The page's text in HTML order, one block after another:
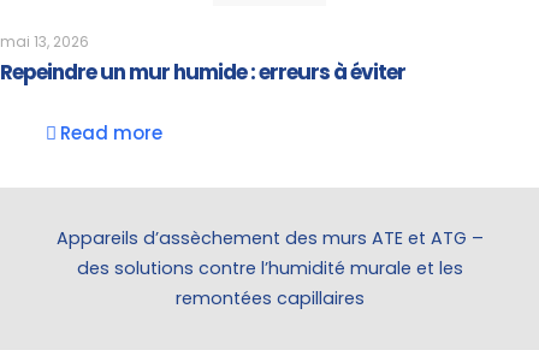
mai 13, 2026
Repeindre un mur humide : erreurs à éviter
Read more
Appareils d’assèchement des murs ATE et ATG –
des solutions contre l’humidité murale et les
remontées capillaires